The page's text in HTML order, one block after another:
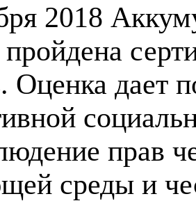
2018
Оценка дает
прав
среды и